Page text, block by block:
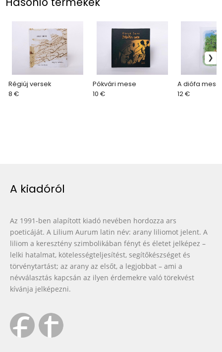
Régiúj versek
8 €
Pókvári mese
10 €
A diófa meséi
12 €
A kiadóról
Az 1991-ben alapított kiadó nevében hordozza ars
poeticáját. A Lilium Aurum latin név: arany liliomot jelent. A
liliom a keresztény szimbolikában fényt és életet jelképez –
lelki hatalmat, kötelességteljesítést, segítőkészséget és
törvénytartást; az arany az elsőt, a legjobbat – ami a
névválasztás kapcsán az ilyen érdemekre való törekvést
kívánja jelképezni.